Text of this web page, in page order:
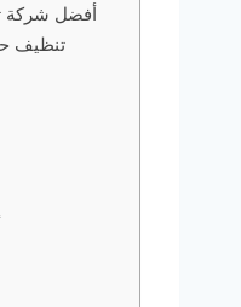
أفضل شركة
تنظيف